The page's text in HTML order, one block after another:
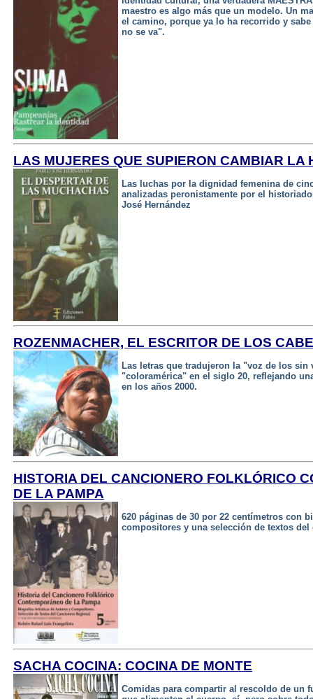
maestro es algo más que un modelo. Un
el camino, porque ya lo ha recorrido y
no se va".
LAS MUJERES QUE SUPIERON CAMBIAR LA
Las luchas por la dignidad femenina de
analizadas peronistamente por el
José Hernández
ROZENMACHER, EL ESCRITOR DE LOS
Las letras que tradujeron la "voz de los
"coloramérica" en el siglo 20, reflejando
en los años 2000.
HISTORIA DEL CANCIONERO FOLKLÓRICO
DE LA PAMPA
620 páginas de 30 por 22 centímetros con
compositores y una selección de textos
SACHA COCINA: COCINA DE MONTE
Comidas para compartir al rescoldo de un